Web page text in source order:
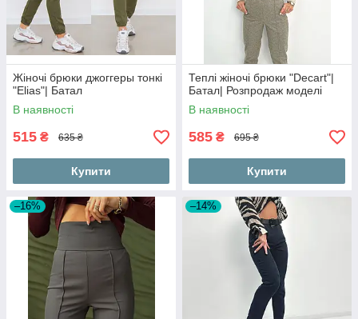
Жіночі брюки джоггеры тонкі
"Elias"| Батал
В наявності
515 ₴ 635 ₴
Купити
Теплі жіночі брюки "Decart"|
Батал| Розпродаж моделі
В наявності
585 ₴ 695 ₴
Купити
–16% –14%